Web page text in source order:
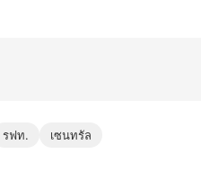
รฟท. เซนทรัล